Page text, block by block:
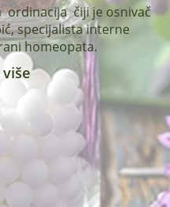
ordinacija čiji je osnivač
specijalista interne
homeopata.
više